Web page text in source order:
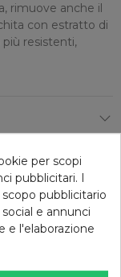
rimuove anche il
con estratto di
resistenti,
te
per scopi
pubblicitari. I
pubblicitario
e annunci
e l'elaborazione